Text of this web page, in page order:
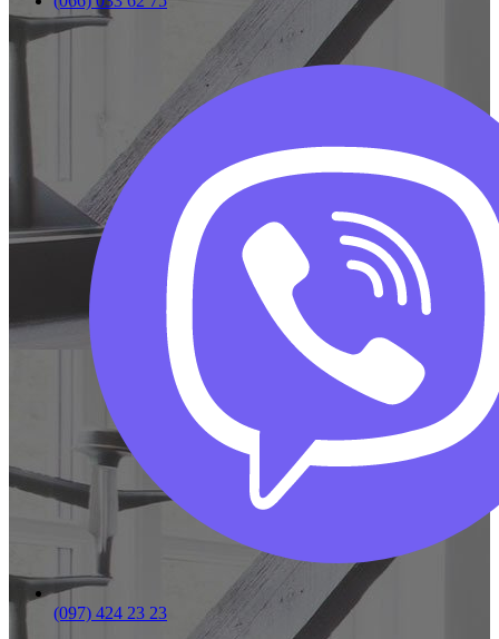
(097) 424 23 23